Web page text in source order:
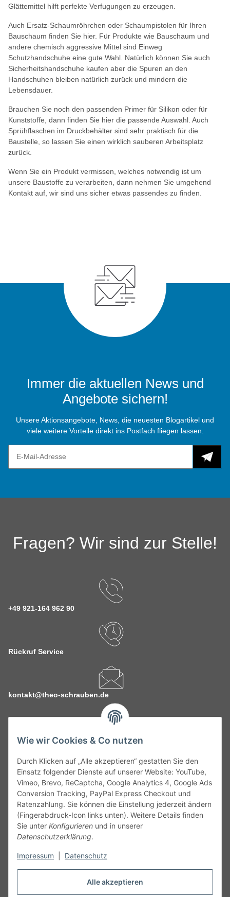
Alle akzeptieren
Wie wir Cookies & Co nutzen
Durch Klicken auf „Alle akzeptieren“ gestatten Sie den
Einsatz folgender Dienste auf unserer Website: YouTube,
Vimeo, Brevo, ReCaptcha, Google Analytics 4, Google Ads
Conversion Tracking, PayPal Express Checkout und
Ratenzahlung. Sie können die Einstellung jederzeit ändern
(Fingerabdruck-Icon links unten). Weitere Details finden
Sie unter Konfigurieren und in unserer
Datenschutzerklärung.
Impressum Datenschutz
Glättemittel hilft perfekte Verfugungen zu erzeugen.
Auch Ersatz-Schaumröhrchen oder Schaumpistolen für Ihren
Bauschaum finden Sie hier. Für Produkte wie Bauschaum und
andere chemisch aggressive Mittel sind Einweg
Schutzhandschuhe eine gute Wahl. Natürlich können Sie auch
Sicherheitshandschuhe kaufen aber die Spuren an den
Handschuhen bleiben natürlich zurück und mindern die
Lebensdauer.
Brauchen Sie noch den passenden Primer für Silikon oder für
Kunststoffe, dann finden Sie hier die passende Auswahl. Auch
Sprühflaschen im Druckbehälter sind sehr praktisch für die
Baustelle, so lassen Sie einen wirklich sauberen Arbeitsplatz
zurück.
Wenn Sie ein Produkt vermissen, welches notwendig ist um
unsere Baustoffe zu verarbeiten, dann nehmen Sie umgehend
Kontakt auf, wir sind uns sicher etwas passendes zu finden.
Immer die aktuellen News und
Angebote sichern!
Unsere Aktionsangebote, News, die neuesten Blogartikel und
viele weitere Vorteile direkt ins Postfach fliegen lassen.
Fragen? Wir sind zur Stelle!
+49 921-164 962 90
Rückruf Service
kontakt@theo-schrauben.de
Service
Gesetzliche Informationen
Alle technischen Angaben ohne Gewähr. Irrtümer und fehlerhafte
Angaben vorbehalten. Wenn Sie Datenblätter oder spezielle
unseren Kundenservice. Abbildungen der Artikel können
Vertrag widerrufen